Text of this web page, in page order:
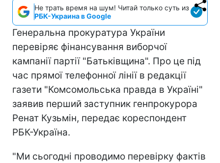
Не трать время на шум! Читай только суть из
РБК-Украина в Google
Генеральна прокуратура України
перевіряє фінансування виборчої
кампанії партії "Батьківщина". Про це під
час прямої телефонної лінії в редакції
газети "Комсомольська правда в Україні"
заявив перший заступник генпрокурора
Ренат Кузьмін, передає кореспондент
РБК-Україна.
"Ми сьогодні проводимо перевірку фактів